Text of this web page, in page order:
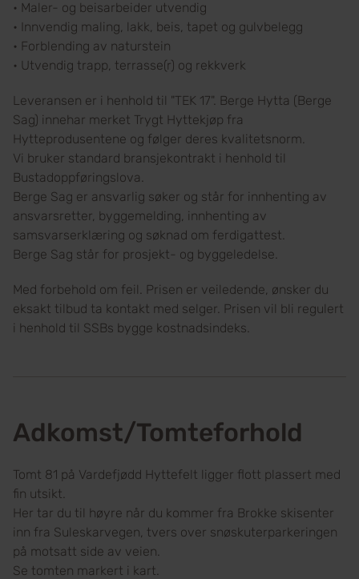
• Maler- og beisarbeider utvendig
• Innvendig maling, lakk, beis, tapet og gulvbelegg
• Forblending av naturstein
• Utvendig trapp, terrasse(r) og rekkverk
Leveransen er i henhold til "TEK 17". Berge Hytta (Berge
Sag) innehar merket Trygt Hyttekjøp fra
Hytteprodusentene og følger deres kvalitetsnorm.
Vi bruker standard bransjekontrakt i henhold til
Bustadoppføringslova.
Berge Sag er ansvarlig søker og står for innhenting av
ansvarsretter, byggemelding, innhenting av
samsvarserklæring og søknad om ferdigattest.
Berge Sag står for prosjekt- og byggeledelse.
Med forbehold om feil. Prisen er veiledende, ønsker du
eksakt tilbud ta kontakt med selger. Prisen vil bli regulert
i henhold til SSBs bygge kostnadsindeks.
Adkomst/Tomteforhold
Tomt 81 på Vardefjødd Hyttefelt ligger flott plassert med
fin utsikt.
Her tar du til høyre når du kommer fra Brokke skisenter
inn fra Suleskarvegen, tvers over snøskuterparkeringen
på motsatt side av veien.
Se tomten markert i kart.